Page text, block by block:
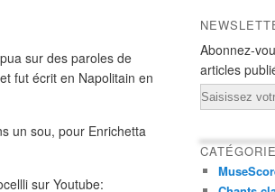
sur des paroles de
fut écrit en Napolitain en
un sou, pour Enrichetta
sur Youtube:
Abonnez-
articles
Email